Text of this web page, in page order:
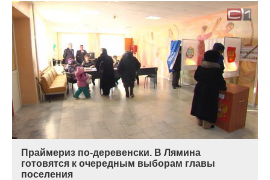
Праймериз по-деревенски. В Лямина
готовятся к очередным выборам главы
поселения